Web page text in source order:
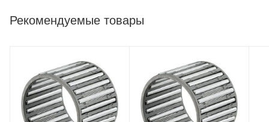
Рекомендуемые товары